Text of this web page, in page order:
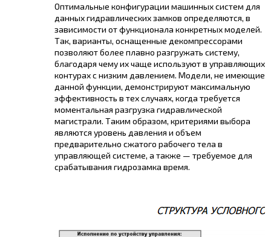
Оптимальные конфигурации машинных систем для
данных гидравлических замков определяются, в
зависимости от функционала конкретных моделей.
Так, варианты, оснащенные декомпрессорами
позволяют более плавно разгружать систему,
благодаря чему их чаще используют в управляющих
контурах с низким давлением. Модели, не имеющие
данной функции, демонстрируют максимальную
эффективность в тех случаях, когда требуется
моментальная разгрузка гидравлической
магистрали. Таким образом, критериями выбора
являются уровень давления и объем
предварительно сжатого рабочего тела в
управляющей системе, а также — требуемое для
срабатывания гидрозамка время.